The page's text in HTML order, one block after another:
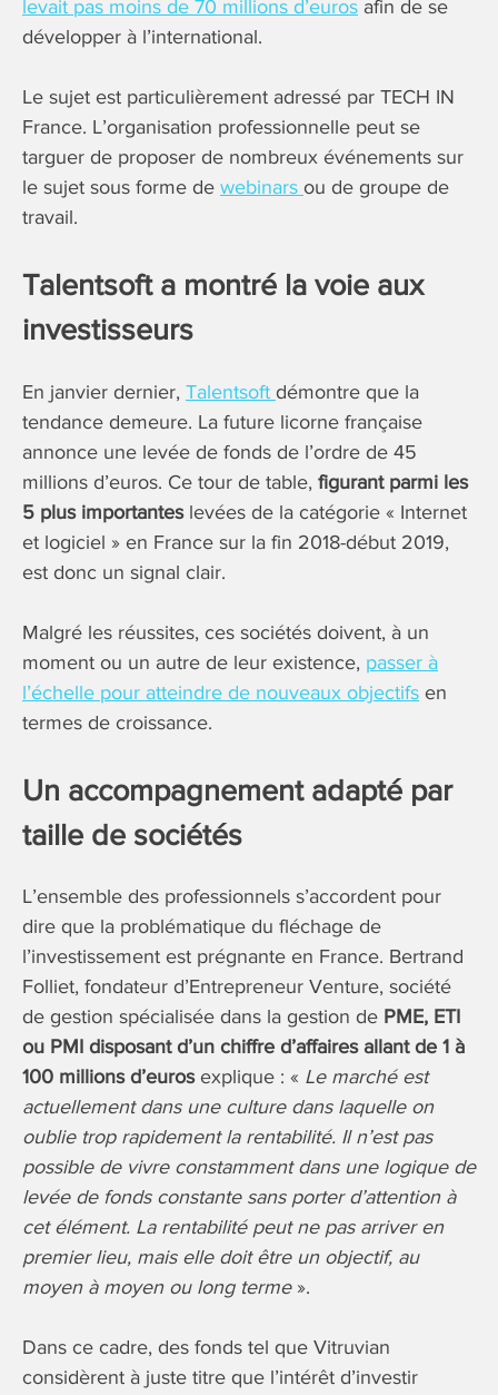
levait pas moins de 70 millions d’euros afin de se
développer à l’international.
Le sujet est particulièrement adressé par TECH IN
France. L’organisation professionnelle peut se
targuer de proposer de nombreux événements sur
le sujet sous forme de webinars ou de groupe de
travail.
Talentsoft a montré la voie aux
investisseurs
En janvier dernier, Talentsoft démontre que la
tendance demeure. La future licorne française
annonce une levée de fonds de l’ordre de 45
millions d’euros. Ce tour de table, figurant parmi les
5 plus importantes levées de la catégorie « Internet
et logiciel » en France sur la fin 2018-début 2019,
est donc un signal clair.
Malgré les réussites, ces sociétés doivent, à un
moment ou un autre de leur existence, passer à
l’échelle pour atteindre de nouveaux objectifs en
termes de croissance.
Un accompagnement adapté par
taille de sociétés
L’ensemble des professionnels s’accordent pour
dire que la problématique du fléchage de
l’investissement est prégnante en France. Bertrand
Folliet, fondateur d’Entrepreneur Venture, société
de gestion spécialisée dans la gestion de PME, ETI
ou PMI disposant d’un chiffre d’affaires allant de 1 à
100 millions d’eurosexplique : « Le marché est
actuellement dans une culture dans laquelle on
oublie trop rapidement la rentabilité. Il n’est pas
possible de vivre constamment dans une logique de
levée de fonds constante sans porter d’attention à
cet élément. La rentabilité peut ne pas arriver en
premier lieu, mais elle doit être un objectif, au
moyen à moyen ou long terme».
Dans ce cadre, des fonds tel que Vitruvian
considèrent à juste titre que l’intérêt d’investir